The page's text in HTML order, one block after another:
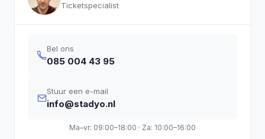
Ticketspecialist
Bel ons
085 004 43 95
Stuur een e-mail
info@stadyo.nl
Ma–vr: 09:00–18:00 · Za: 10:00–16:00